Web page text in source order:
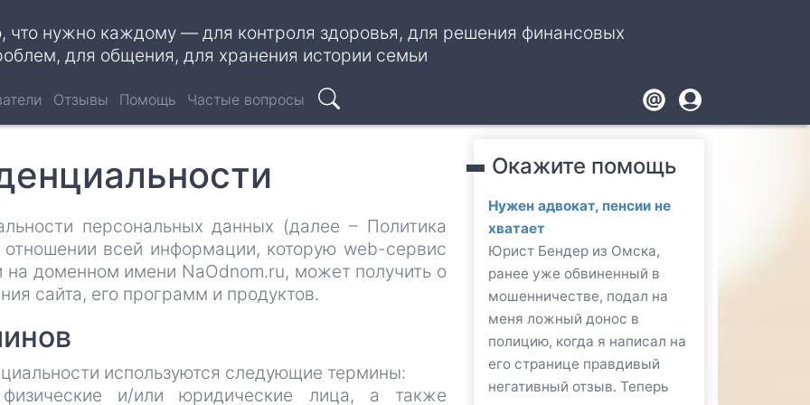
что нужно каждому — для контроля здоровья, для решения финансовых
для общения, для хранения истории семьи
Отзывы Помощь Частые вопросы
Поиск Footer
User
account
menu
персональных данных (далее – Политика
всей информации, которую web-сервис
доменном имени NaOdnom.ru, может получить о
сайта, его программ и продуктов.
используются следующие термины:
физические и/или юридические лица, а также
Окажите помощь
Нужен адвокат, пенсии не
хватает
Юрист Бендер из Омска,
ранее уже обвиненный в
мошенничестве, подал на
меня ложный донос в
полицию, когда я написал на
его странице правдивый
негативный отзыв. Теперь